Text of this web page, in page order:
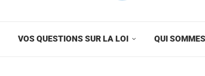
VOS QUESTIONS SUR LA LOI QUI